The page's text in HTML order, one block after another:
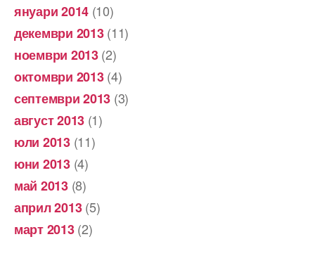
януари 2014 (10)
декември 2013(11)
ноември 2013(2)
октомври 2013(4)
септември 2013 (3)
август 2013 (1)
юли 2013(11)
юни 2013(4)
май 2013(8)
април 2013(5)
март 2013(2)